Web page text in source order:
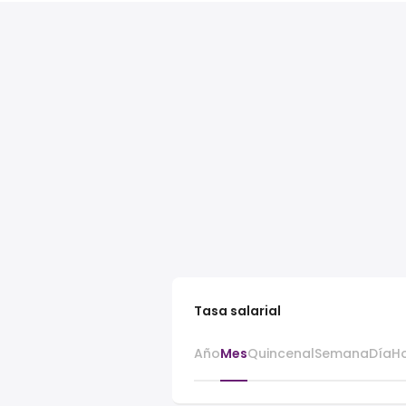
Tasa salarial
AñoMesQuincenalSemanaDía